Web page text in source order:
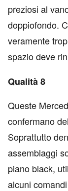
preziosi al
doppiofondo.
veramente
spazio deve
Qualità 8
Queste
confermano
Soprattutto
assemblaggi
piano black,
alcuni